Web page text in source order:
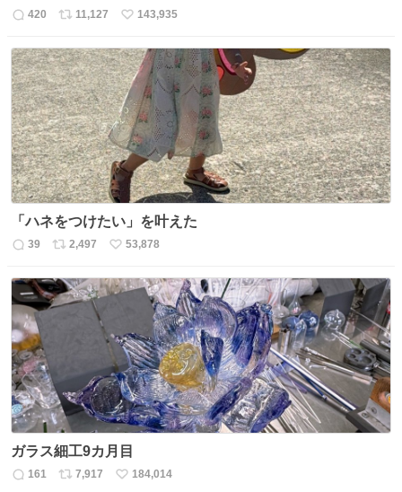
返
数
420
リ
ス
ト
数
11,127
い
ね
数
143,935
「ハネをつけたい」を叶えた
返
数
39
リ
ス
ト
2,497
い
ね
53,878
ガラス細工9カ月目
返
161
リ
7,917
い
184,014